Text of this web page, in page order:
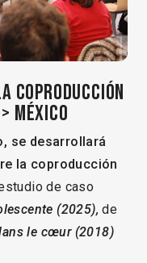
coproducción
México
se desarrollará
la coproducción
de caso
(2025), de
le cœur (2018)